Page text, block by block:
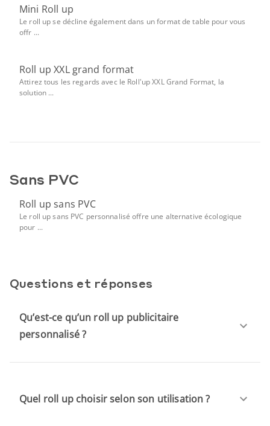
Mini Roll up
Le roll up se décline également dans un format de table pour vous
offr ...
Roll up XXL grand format
Attirez tous les regards avec le Roll'up XXL Grand Format, la
solution ...
Sans PVC
Roll up sans PVC
Le roll up sans PVC personnalisé offre une alternative écologique
pour ...
Questions et réponses
Qu’est-ce qu’un roll up publicitaire
personnalisé ?
Quel roll up choisir selon son utilisation ?